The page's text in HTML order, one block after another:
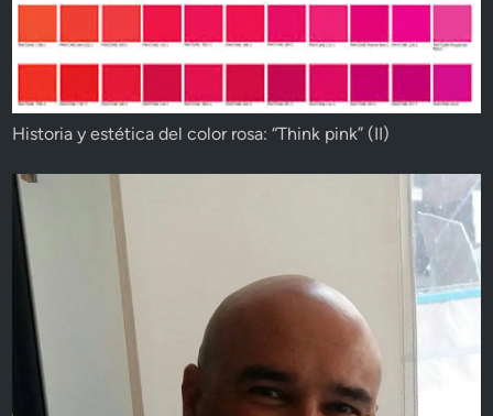
Historia y estética del color rosa: “Think pink” (II)